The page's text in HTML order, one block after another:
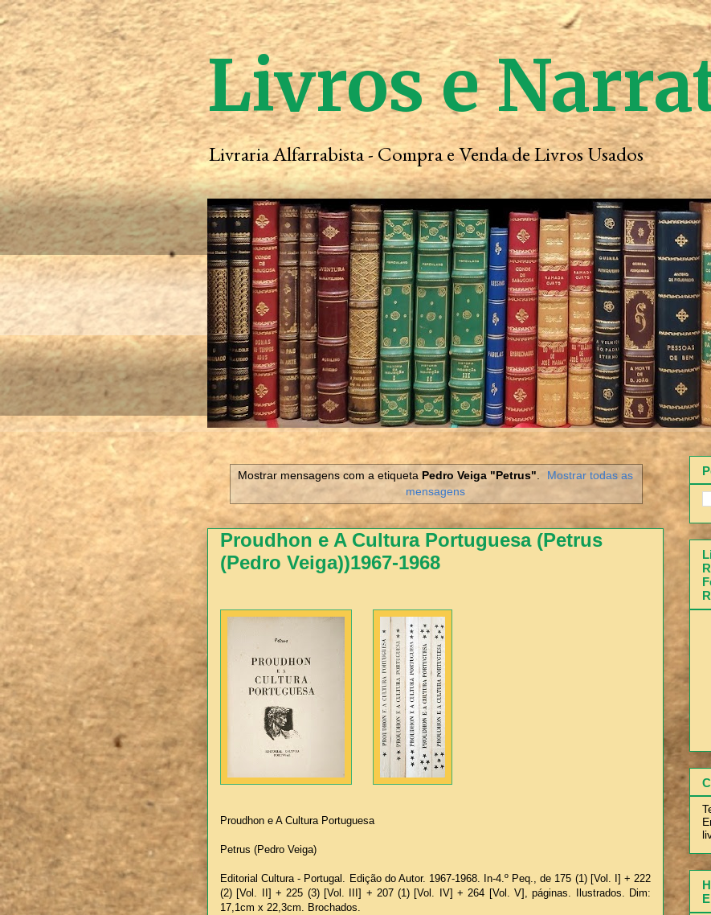
Livros e
Livraria Alfarrabista - Compra e Venda de Livros Usados
Mostrar mensagens com a etiqueta Pedro Veiga "Petrus"
Mostrar todas as
mensagens
Proudhon e A Cultura Portuguesa (Petrus
(Pedro Veiga))1967-1968
Proudhon e A Cultura Portuguesa
Petrus (Pedro Veiga)
Editorial Cultura - Portugal. Edição do Autor. 1967-1968. In-4.º Peq., de 175 (1) [Vol. I] + 222
(2) [Vol. II] + 225 (3) [Vol. III] + 207 (1) [Vol. IV] + 264 [Vol. V], páginas. Ilustrados. Dim:
17,1cm x 22,3cm. Brochados.